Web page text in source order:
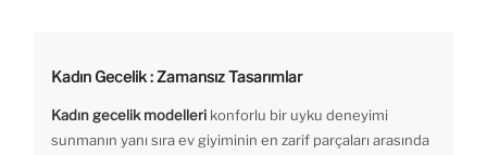
Kadın Gecelik : Zamansız Tasarımlar
Kadın gecelik modelleri konforlu bir uyku deneyimi
sunmanın yanı sıra ev giyiminin en zarif parçaları arasında